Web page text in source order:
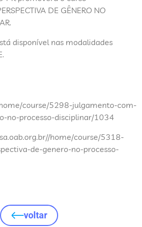
DE GÊNERO NO
disponível nas modalidades
course/5298-julgamento-com-
no-processo-disciplinar/1034
home/course/5318-
de-genero-no-processo-
voltar